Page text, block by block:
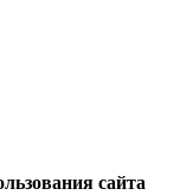
сайта